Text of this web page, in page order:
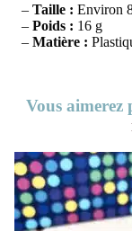
– Taille : Environ
– Poids : 16 g
– Matière :
Vous aimerez